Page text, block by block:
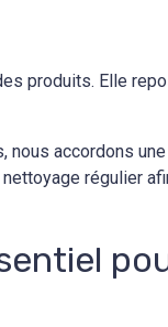
produits. Elle
accordons
régulier